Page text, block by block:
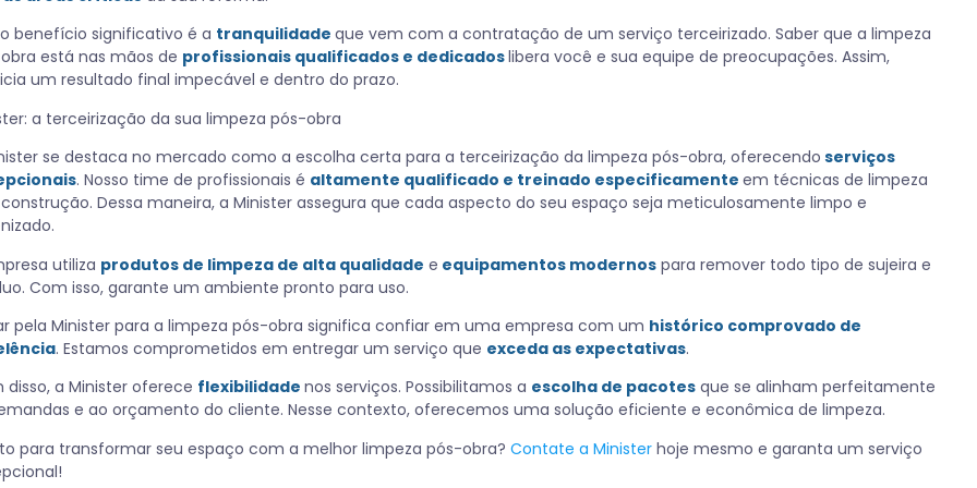
benefício significativo é a tranquilidadeque vem com a contratação de um serviço terceirizado. Saber que a limpeza
está nas mãos de profissionais qualificados e dedicadoslibera você e sua equipe de preocupações. Assim,
um resultado final impecável e dentro do prazo.
a terceirização da sua limpeza pós-obra
se destaca no mercado como a escolha certa para a terceirização da limpeza pós-obra, oferecendo serviços
. Nosso time de profissionais é altamente qualificado e treinado especificamenteem técnicas de limpeza
Dessa maneira, a Minister assegura que cada aspecto do seu espaço seja meticulosamente limpo e
utiliza produtos de limpeza de alta qualidade e equipamentos modernos para remover todo tipo de sujeira e
Com isso, garante um ambiente pronto para uso.
pela Minister para a limpeza pós-obra significa confiar em uma empresa com um histórico comprovado de
. Estamos comprometidos em entregar um serviço que exceda as expectativas.
disso, a Minister oferece flexibilidadenos serviços. Possibilitamos a escolha de pacotes que se alinham perfeitamente
e ao orçamento do cliente. Nesse contexto, oferecemos uma solução eficiente e econômica de limpeza.
para transformar seu espaço com a melhor limpeza pós-obra?Contate a Minister hoje mesmo e garanta um serviço